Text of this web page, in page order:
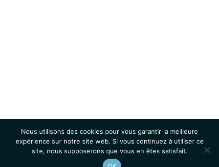
Nous utilisons des cookies pour vous garantir la meilleure
expérience sur notre site web. Si vous continuez à utiliser ce
site, nous supposerons que vous en êtes satisfait.